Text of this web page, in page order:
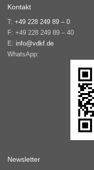
Kontakt
T: +49 228 249 89 – 0
F: +49 228 249 89 – 40
E: info@vdkf.de
WhatsApp:
Newsletter